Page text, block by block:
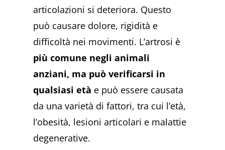
articolazioni si deteriora. Questo
può causare dolore, rigidità e
difficoltà nei movimenti. L’artrosi è
più comune negli animali
anziani, ma può verificarsi in
qualsiasi età e può essere causata
da una varietà di fattori, tra cui l’età,
l’obesità, lesioni articolari e malattie
degenerative.